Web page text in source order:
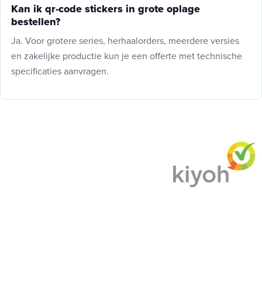
Kan ik qr-code stickers in grote oplage
bestellen?
Ja. Voor grotere series, herhaalorders, meerdere versies
en zakelijke productie kun je een offerte met technische
specificaties aanvragen.